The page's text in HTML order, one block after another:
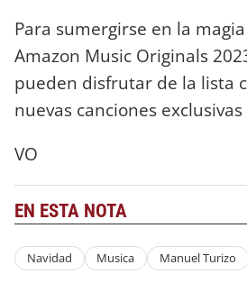
Para sumergirse en la
Amazon Music Originals
pueden disfrutar de la lista
nuevas canciones
VO
EN ESTA NOTA
Navidad Musica Manuel Turizo